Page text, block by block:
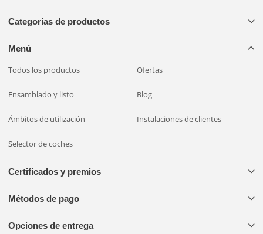
Categorías de productos
Menú
Todos los productos Ofertas
Ensamblado y listo Blog
Ámbitos de utilización Instalaciones de clientes
Selector de coches
Certificados y premios
Métodos de pago
Opciones de entrega